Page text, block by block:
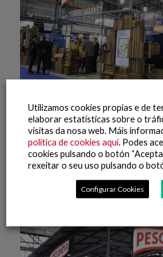
8 Outubro, 2021
Conxemar 2021 (8)
Leer máis
Utilizamos cookies propias e de
elaborar estatísticas sobre o
visitas da nosa web. Máis
política de cookies aquí. Podes
cookies pulsando o botón
rexeitar o seu uso pulsando o
Configurar Cookies